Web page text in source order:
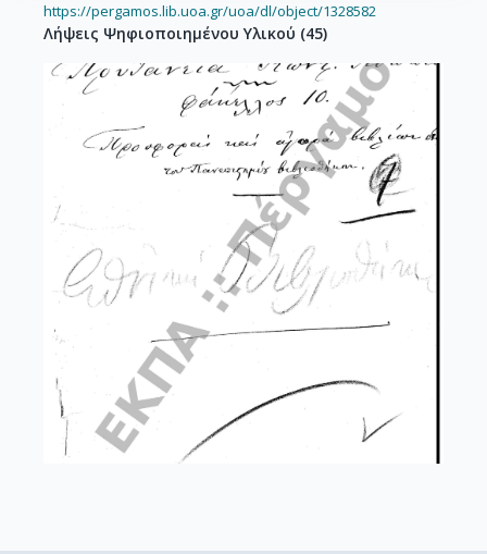
https://pergamos.lib.uoa.gr/uoa/dl/object/1328582
Λήψεις Ψηφιοποιημένου Υλικού (45)